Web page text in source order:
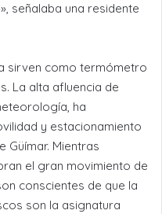
señalaba una residente
sirven como termómetro
La alta afluencia de
ha
y estacionamiento
Güímar. Mientras
el gran movimiento de
conscientes de que la
son la asignatura